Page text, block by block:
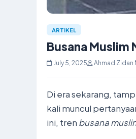
ARTIKEL
Busana Muslim
July 5, 2025 Ahmad Zidan
Di era sekarang,
kali muncul
ini, tren busana